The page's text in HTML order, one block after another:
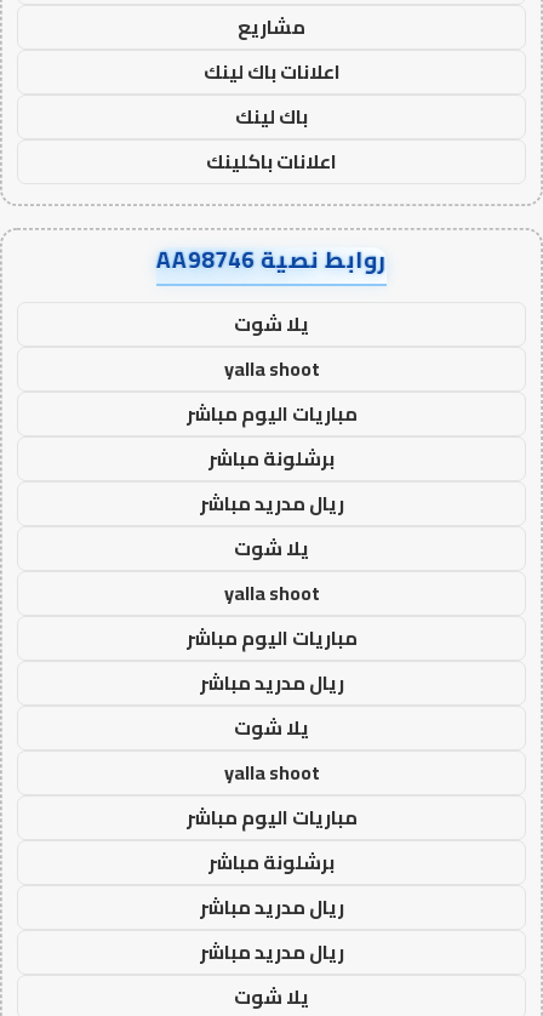
مشاريع
اعلانات باك لينك
باك لينك
اعلانات باكلينك
روابط نصية AA98746
يلا شوت
yalla shoot
مباريات اليوم مباشر
برشلونة مباشر
ريال مدريد مباشر
يلا شوت
yalla shoot
مباريات اليوم مباشر
ريال مدريد مباشر
يلا شوت
yalla shoot
مباريات اليوم مباشر
برشلونة مباشر
ريال مدريد مباشر
ريال مدريد مباشر
يلا شوت